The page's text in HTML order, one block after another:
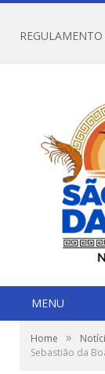
MENU
Home »
Sebastião da